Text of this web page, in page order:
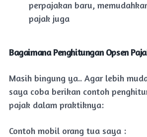
perpajakan baru,
pajak juga
Bagaimana Penghitungan Opsen
Masih bingung ya.. Agar lebih
saya coba berikan contoh
pajak dalam praktiknya:
Contoh mobil orang tua saya :